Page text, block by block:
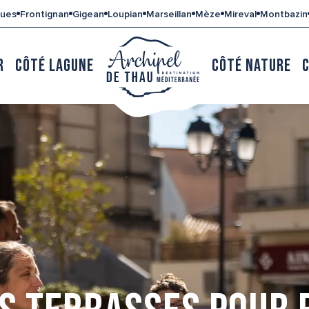
Frontignan Gigean Loupian Marseillan Mèze Mireval Montbazin
CÔTÉ LAGUNE CÔTÉ NATURE